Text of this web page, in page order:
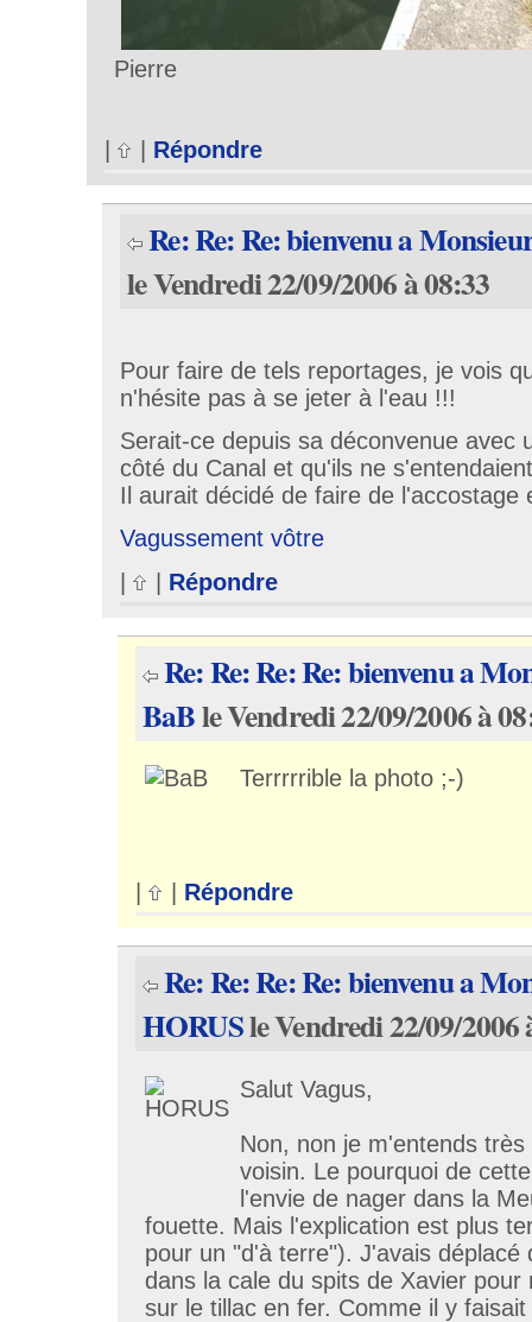
Pierre
| | Répondre
Re: Re: Re: bienvenu a
le Vendredi 22/09/2006 à 08:33
Pour faire de tels reportages, je vois
n'hésite pas à se jeter à l'eau !!!
Serait-ce depuis sa déconvenue avec
côté du Canal et qu'ils ne
Il aurait décidé de faire de l'accostage
Vagussement vôtre
|
| Répondre
Re: Re: Re: Re: bienvenu a
BaBle Vendredi 22/09/2006 à
Terrrrrible la photo ;-)
Répondre
Re: Re: Re: Re: bienvenu a
HORUSle Vendredi 22/09/2006
Salut Vagus,
Non, non je m'entends
voisin. Le pourquoi de
l'envie de nager dans la
fouette. Mais l'explication est plus
pour un "d'à terre"). J'avais déplacé
dans la cale du spits de Xavier
sur le tillac en fer. Comme il y